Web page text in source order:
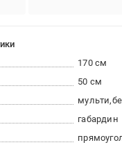
170 см
50 см
мульти
габардин